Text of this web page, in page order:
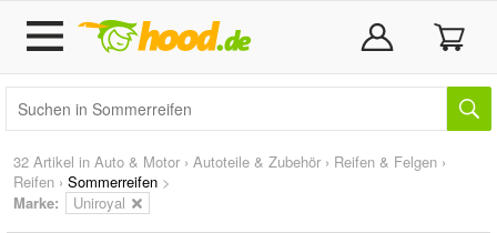
32 Artikel in Auto & Motor › Autoteile & Zubehör › Reifen & Felgen ›
Reifen › Sommerreifen >
Marke: Uniroyal